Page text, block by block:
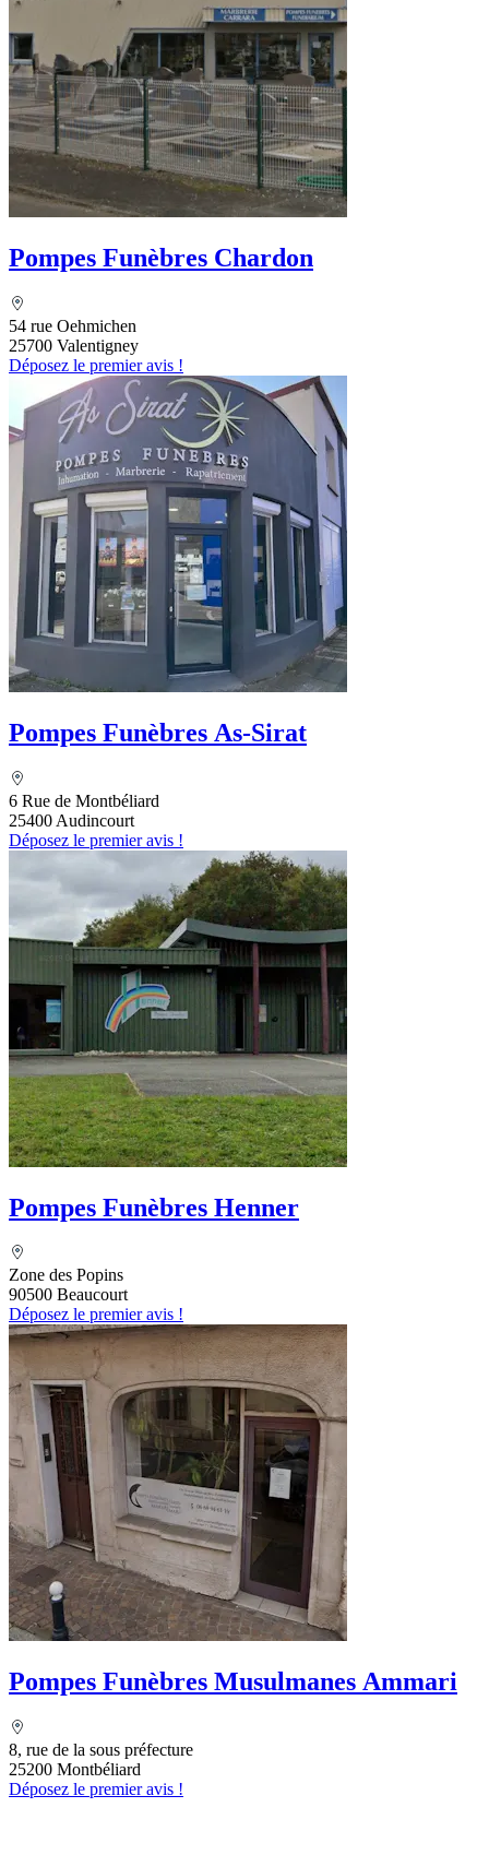
Pompes Funèbres Chardon
54 rue Oehmichen
25700 Valentigney
Déposez le premier avis !
Pompes Funèbres As-Sirat
6 Rue de Montbéliard
25400 Audincourt
Déposez le premier avis !
Pompes Funèbres Henner
Zone des Popins
90500 Beaucourt
Déposez le premier avis !
Pompes Funèbres Musulmanes Ammari
8, rue de la sous préfecture
25200 Montbéliard
Déposez le premier avis !